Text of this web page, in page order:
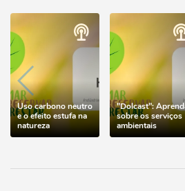
Uso carbono neutro
e o efeito estufa na
natureza
"Dolcast":
sobre os serviços
ambientais